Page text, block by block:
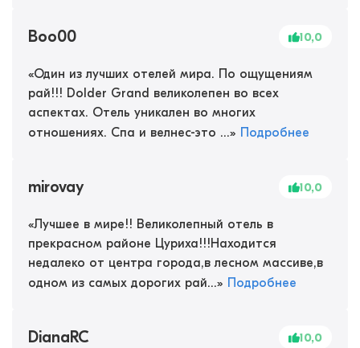
Boo00 10,0
«Один из лучших отелей мира. По ощущениям
рай!!! Dolder Grand великолепен во всех
аспектах. Отель уникален во многих
отношениях. Спа и велнес-это ...» Подробнее
mirovay 10,0
«Лучшее в мире!! Великолепный отель в
прекрасном районе Цуриха!!!Находится
недалеко от центра города,в лесном массиве,в
одном из самых дорогих рай...» Подробнее
DianaRC 10,0